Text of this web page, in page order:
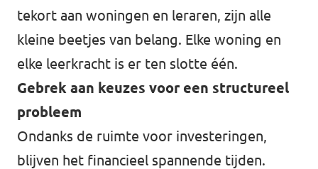
tekort aan woningen en leraren, zijn alle
kleine beetjes van belang. Elke woning en
elke leerkracht is er ten slotte één.
Gebrek aan keuzes voor een structureel
probleem
Ondanks de ruimte voor investeringen,
blijven het financieel spannende tijden.